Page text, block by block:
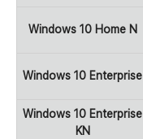
Windows 10 Home N
Windows 10 Enterprise
Windows 10 Enterprise
KN